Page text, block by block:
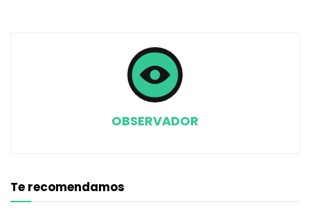
OBSERVADOR
Te recomendamos